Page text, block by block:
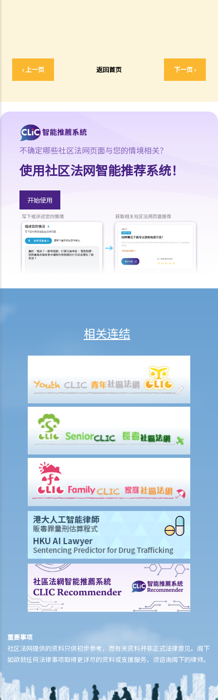
‹ 上一页 返回首页 下一页 ›
10. 假如我拥有两所住宅，而两者均作为居住地方，在评税时我可否就
该两所住宅缴付的贷款利息获得扣减？
12. 我为自己的居所支付租金，可否用作扣税？
1. 谁人可以申索「已婚人士免税额」？有关免税额是多少？
2. 我是已婚人士，应如何申请「已婚人士免税额」，或选择「合并评
3. 怎样才符合资格申索“子女免税额”？现时之免税额是多少？
兄弟姊妹免税额”？
5. 我需要供养父母，可否申请「供养父母 / 祖父母 / 外祖父母免税额」
或「供养父母 / 祖父母 / 外祖父母额外免税额」？
6. 怎样确定受供养的父母是否通常在香港居住？
7. 我太太的继父今年超过60岁，并由我们供养，但他未有和我太太的母
亲注册结婚。我们可否申请继父的供养父母免税额？
亲免税额」？
10. 我在什么情况下可以申请「伤残受养人免税额」？
11. 在复核伤残受养人免税额的申请时，申请人需要提交什么证明？
12. 我在什么情况下可以申请伤残人士免税额？
G. 纳税人更改地址
J. 对评税之反对及上诉
K. 于互联网上作初步计算及报税
1. 我可否在互联网上作初步评税？
2. 哪些纳税人可使用网上报税？哪一种报税表可在网上提交？
A. 计算利得税的初步指引
1. 现时利得税之税率是多少？
2. 什么是应评税利润？怎样理解利得税之“评税基期”？
3. 独资经营业务与合伙业务的报税规定是否有分别？
4. 若我独自经营业务，我是否属于自雇人士？我有甚么税务责任？
5. 我独自经营业务并须在报税表上申报应评税利润。我是否必须聘用专
业会计师为我拟备帐目？
6. 若果我没有聘请会计师处理公司之报税事宜，在计算应评税利润时还
有什么途径可取得协助？
8. 我经营的独资业务的总入息在本年度少于2,000,000元，我是否需要保
存这个年度的业务纪录？这些纪录又应保存多久？
9. 如我经营的业务不是每项收入都要征税，究竟哪些收入需要课税，哪
10. 如果不是所有开支都可以在应评税利润中扣减，哪些开支才可以被
不确定哪些社区法网页面与您的情境相关？
使用社区法网智能推荐系统！
开始使用
相关连结
重要事项
社区法网提供的资料只供初步参考，而有关资料并非正式法律意见。阁下
如欲就任何法律事项取得更详尽的资料或支援服务，须谘询阁下的律师。